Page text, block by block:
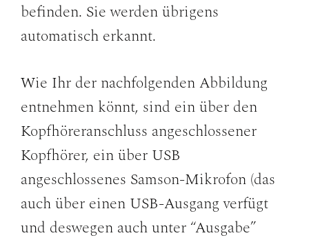
befinden. Sie werden übrigens
automatisch erkannt.
Wie Ihr der nachfolgenden Abbildung
entnehmen könnt, sind ein über den
Kopfhöreranschluss angeschlossener
Kopfhörer, ein über USB
angeschlossenes Samson-Mikrofon (das
auch über einen USB-Ausgang verfügt
und deswegen auch unter “Ausgabe”